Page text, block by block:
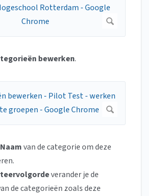
bewerken.
Naamvan de categorie om deze
verander je de
de categorieën zoals deze